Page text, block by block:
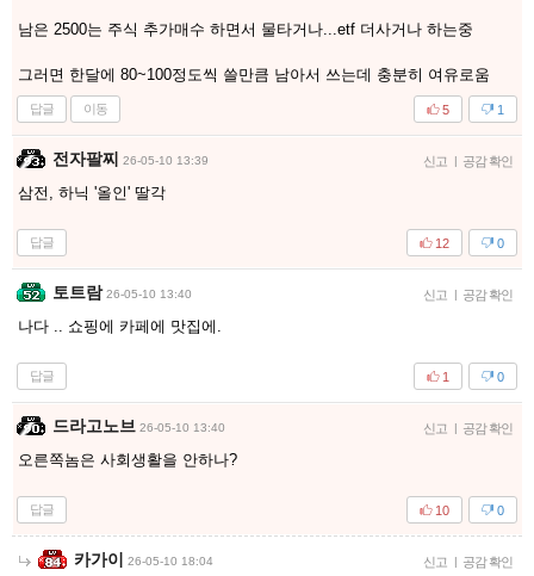
남은 2500는 주식 추가매수 하면서 물타거나...etf 더사거나 하는중
그러면 한달에 80~100정도씩 쓸만큼 남아서 쓰는데 충분히 여유로움
답글 이동 1
5
전자팔찌 26-05-10 13:39 신고 | 공감 확인
삼전, 하닉 '올인' 딸각
답글 0
12
토트람 26-05-10 13:40 신고 | 공감 확인
나다 .. 쇼핑에 카페에 맛집에.
답글 0
1
드라고노브 26-05-10 13:40 신고 | 공감 확인
오른쪽놈은 사회생활을 안하나?
답글 0
10
카가이 26-05-10 18:04 신고 | 공감 확인